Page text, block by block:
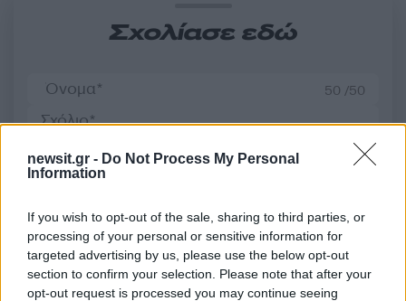
newsit.gr - Do Not Process My Personal
Information
If you wish to opt-out of the sale, sharing to third parties, or
processing of your personal or sensitive information for
targeted advertising by us, please use the below opt-out
section to confirm your selection. Please note that after your
opt-out request is processed you may continue seeing
Σχολίασε εδώ
50 /50
Υποβολή σχολίου
Όροι Χρήσης. Το site προστατεύεται από reCAPTCHA, ισχύουν
Πολιτική Απορρήτου
Όροι Χρήσης της Google.